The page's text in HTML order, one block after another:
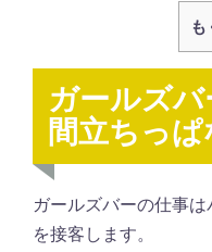
も
ガールズ
間立ちっ
ガールズバーの仕事
を接客します。